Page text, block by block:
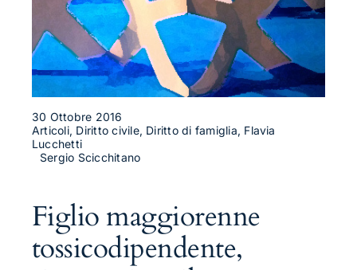
30 Ottobre 2016
Articoli, Diritto civile, Diritto di famiglia, Flavia
Lucchetti
Sergio Scicchitano
Figlio maggiorenne
tossicodipendente,